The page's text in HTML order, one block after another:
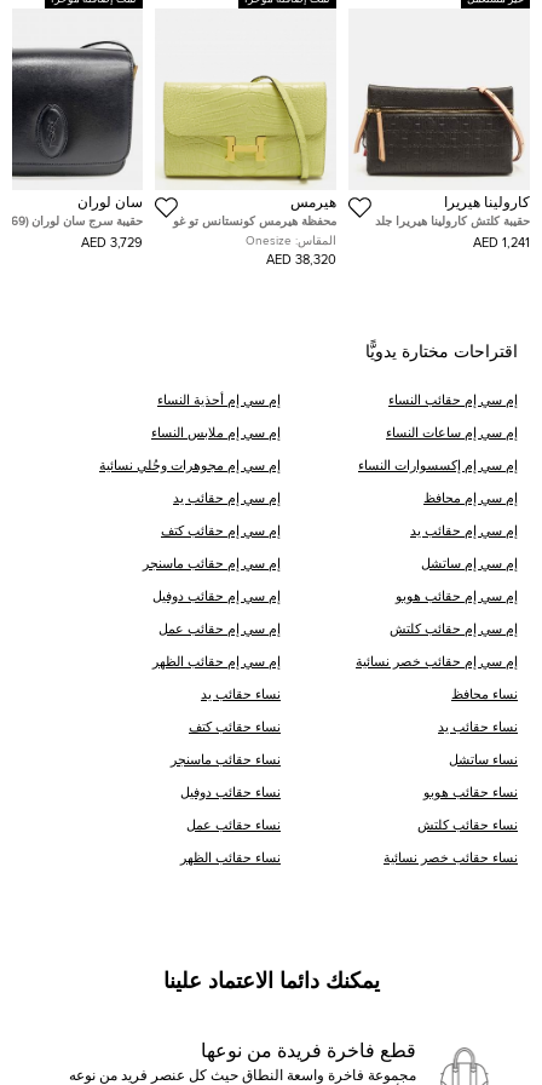
كارولينا هيريرا
حقيبة كلتش كارولينا هيريرا جلد
مونوغرام سوداء إنرو
1,241 AED
هيرمس
محفظة هيرمس كونستانس تو غو
جلد إبسوم إيتوب
المقاس: Onesize
38,320 AED
سان لوران
حقيبة سرج سان لوران (568569)
3,729 AED
اقتراحات مختارة يدويًّا
إم سي إم حقائب النساء إم سي إم أحذية النساء
إم سي إم ساعات النساء إم سي إم ملابس النساء
إم سي إم إكسسوارات النساء إم سي إم مجوهرات وحُلي نسائية
إم سي إم محافظ إم سي إم حقائب يد
إم سي إم حقائب يد إم سي إم حقائب كتف
إم سي إم ساتشل إم سي إم حقائب ماسنجر
إم سي إم حقائب هوبو إم سي إم حقائب دوفيل
إم سي إم حقائب كلتش إم سي إم حقائب عمل
إم سي إم حقائب خصر نسائية إم سي إم حقائب الظهر
نساء محافظ نساء حقائب يد
نساء حقائب يد نساء حقائب كتف
نساء ساتشل نساء حقائب ماسنجر
نساء حقائب هوبو نساء حقائب دوفيل
نساء حقائب كلتش نساء حقائب عمل
نساء حقائب خصر نسائية نساء حقائب الظهر
يمكنك دائما الاعتماد علينا
قطع فاخرة فريدة من نوعها
مجموعة فاخرة واسعة النطاق حيث كل عنصر فريد من نوعه